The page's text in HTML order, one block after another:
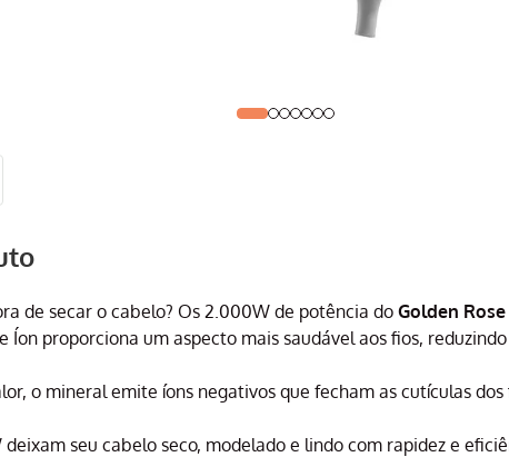
de secar o cabelo? Os 2.000W de potência do Golden Rose
Íon proporciona um aspecto mais saudável aos fios, reduzindo
o mineral emite íons negativos que fecham as cutículas
seu cabelo seco, modelado e lindo com rapidez e